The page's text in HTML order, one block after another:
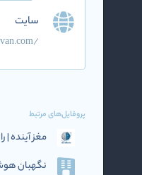
سایت
پروفایل‌های مرتبط
مغز آینده
نگهبان